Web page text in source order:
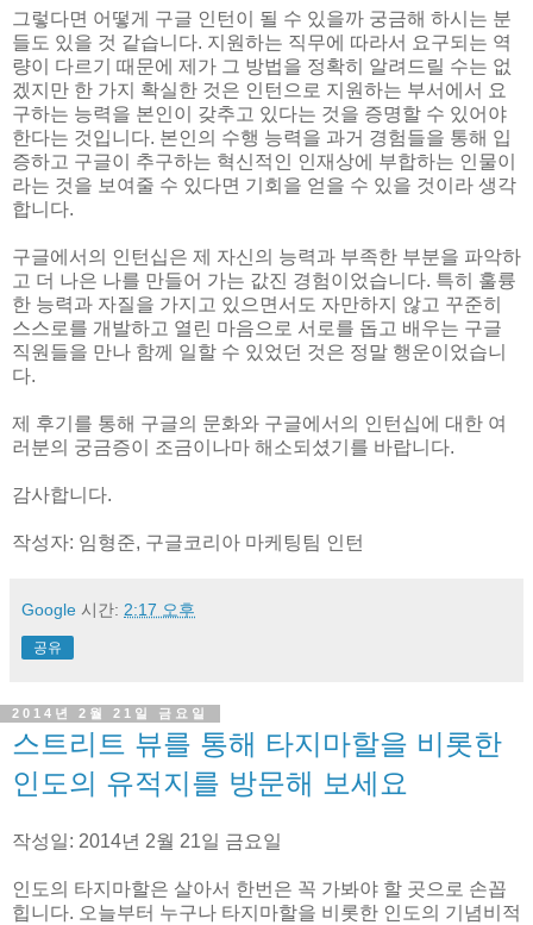
그렇다면 어떻게 구글 인턴이 될 수 있을까 궁금해 하시는 분
들도 있을 것 같습니다. 지원하는 직무에 따라서 요구되는 역
량이 다르기 때문에 제가 그 방법을 정확히 알려드릴 수는 없
겠지만 한 가지 확실한 것은 인턴으로 지원하는 부서에서 요
구하는 능력을 본인이 갖추고 있다는 것을 증명할 수 있어야
한다는 것입니다. 본인의 수행 능력을 과거 경험들을 통해 입
증하고 구글이 추구하는 혁신적인 인재상에 부합하는 인물이
라는 것을 보여줄 수 있다면 기회을 얻을 수 있을 것이라 생각
합니다.
구글에서의 인턴십은 제 자신의 능력과 부족한 부분을 파악하
고 더 나은 나를 만들어 가는 값진 경험이었습니다. 특히 훌륭
한 능력과 자질을 가지고 있으면서도 자만하지 않고 꾸준히
스스로를 개발하고 열린 마음으로 서로를 돕고 배우는 구글
직원들을 만나 함께 일할 수 있었던 것은 정말 행운이었습니
다.
제 후기를 통해 구글의 문화와 구글에서의 인턴십에 대한 여
러분의 궁금증이 조금이나마 해소되셨기를 바랍니다.
감사합니다.
작성자: 임형준, 구글코리아 마케팅팀 인턴
Google 시간: 2:17 오후
공유
2014년 2월 21일 금요일
스트리트 뷰를 통해 타지마할을 비롯한
인도의 유적지를 방문해 보세요
작성일: 2014년 2월 21일 금요일
인도의 타지마할은 살아서 한번은 꼭 가봐야 할 곳으로 손꼽
힙니다. 오늘부터 누구나 타지마할을 비롯한 인도의 기념비적